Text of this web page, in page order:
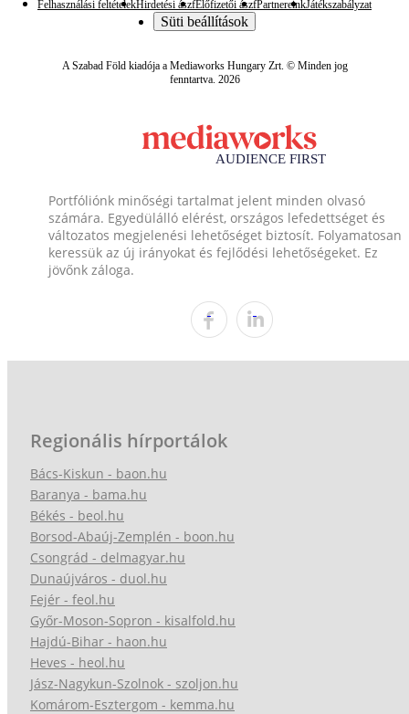
Felhasználási feltételekHirdetési ászfElőfizetői ászfPartnereinkJátékszabályzat
Süti beállítások
A Szabad Föld kiadója a Mediaworks Hungary Zrt. © Minden jog
fenntartva. 2026
Portfóliónk minőségi tartalmat jelent minden olvasó
számára. Egyedülálló elérést, országos lefedettséget és
változatos megjelenési lehetőséget biztosít. Folyamatosan
keressük az új irányokat és fejlődési lehetőségeket. Ez
jövőnk záloga.
Regionális hírportálok
Bács-Kiskun - baon.hu
Baranya - bama.hu
Békés - beol.hu
Borsod-Abaúj-Zemplén - boon.hu
Csongrád - delmagyar.hu
Dunaújváros - duol.hu
Fejér - feol.hu
Győr-Moson-Sopron - kisalfold.hu
Hajdú-Bihar - haon.hu
Heves - heol.hu
Jász-Nagykun-Szolnok - szoljon.hu
Komárom-Esztergom - kemma.hu